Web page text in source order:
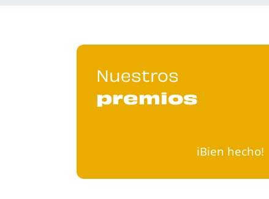
Nuestros
premios
iBien hecho!